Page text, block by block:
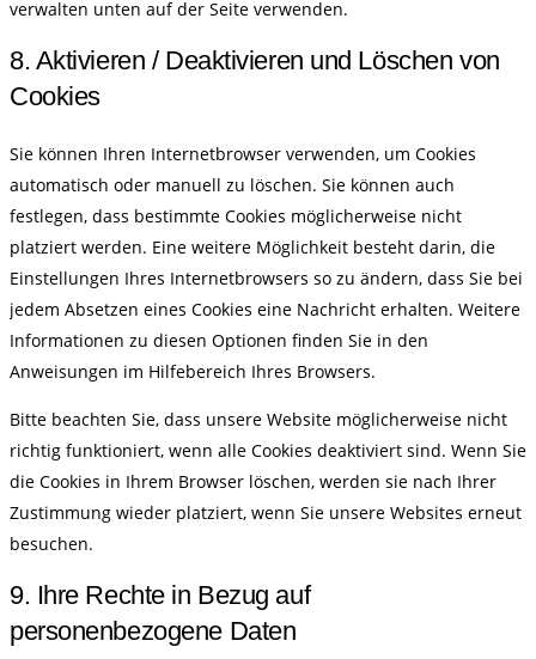
verwalten unten auf der Seite verwenden.
8. Aktivieren / Deaktivieren und Löschen von
Cookies
Sie können Ihren Internetbrowser verwenden, um Cookies
automatisch oder manuell zu löschen. Sie können auch
festlegen, dass bestimmte Cookies möglicherweise nicht
platziert werden. Eine weitere Möglichkeit besteht darin, die
Einstellungen Ihres Internetbrowsers so zu ändern, dass Sie bei
jedem Absetzen eines Cookies eine Nachricht erhalten. Weitere
Informationen zu diesen Optionen finden Sie in den
Anweisungen im Hilfebereich Ihres Browsers.
Bitte beachten Sie, dass unsere Website möglicherweise nicht
richtig funktioniert, wenn alle Cookies deaktiviert sind. Wenn Sie
die Cookies in Ihrem Browser löschen, werden sie nach Ihrer
Zustimmung wieder platziert, wenn Sie unsere Websites erneut
besuchen.
9. Ihre Rechte in Bezug auf
personenbezogene Daten